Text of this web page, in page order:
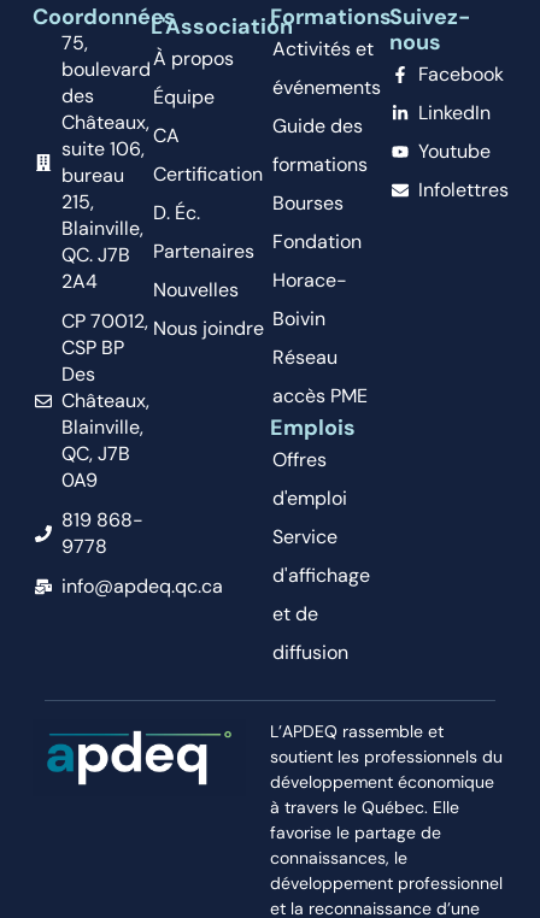
Coordonnées
75,
boulevard
des
Châteaux,
suite 106,
bureau
215,
Blainville,
QC. J7B
2A4
CP 70012,
CSP BP
Des
Châteaux,
Blainville,
QC, J7B
0A9
819 868-
9778
info@apdeq.qc.ca
L'Association
À propos
Équipe
CA
Certification
D. Éc.
Partenaires
Nouvelles
Nous joindre
Formations
Activités et
événements
Guide des
formations
Bourses
Fondation
Horace-
Boivin
Réseau
accès PME
Emplois
Offres
d'emploi
Service
d'affichage
et de
diffusion
Suivez-
nous
Facebook
LinkedIn
Youtube
Infolettres
L’APDEQ rassemble et
soutient les professionnels du
développement économique
à travers le Québec. Elle
favorise le partage de
connaissances, le
développement professionnel
et la reconnaissance d’une